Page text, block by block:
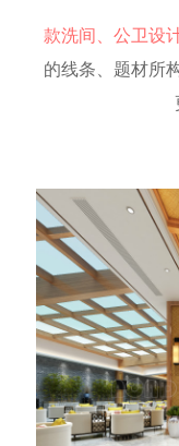
款洗间 公卫设
的线条、题材所